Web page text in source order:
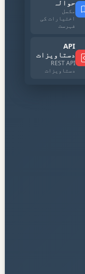
حوالہ
مکمل
اختیارات کی
فہرست
API
دستاویزات
REST API
دستاویزات